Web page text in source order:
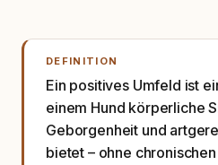
DEFINITION
Ein positives Umfeld ist
einem Hund körperliche
Geborgenheit und
bietet – ohne